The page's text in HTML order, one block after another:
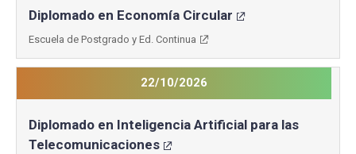
Diplomado en Economía Circular
Escuela de Postgrado y Ed. Continua
22/10/2026
Diplomado en Inteligencia Artificial para las
Telecomunicaciones